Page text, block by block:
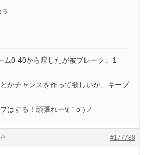
ラ
ム0-40から戻したが被ブレーク、1-
かチャンスを作って欲しいが、キープ
はする！頑張れー\(｀o´)ノ
#177788